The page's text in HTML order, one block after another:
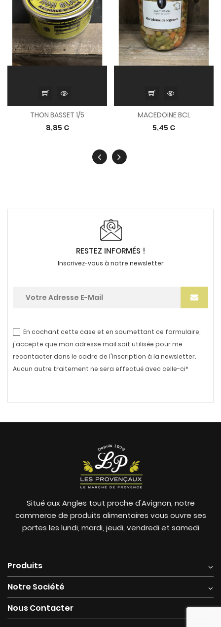
THON BASSET 1/5
8,85 €
MACEDOINE BCL
5,45 €
RESTEZ INFORMÉS !
Inscrivez-vous à notre newsletter
En cochant cette case et en soumettant ce formulaire,
j'accepte que mon adresse mail soit utilisée pour me
recontacter dans le cadre de l'inscription à la newsletter.
Aucun autre traitement ne sera effectué avec celle-ci*
Situé aux Angles tout proche d'Avignon, notre
commerce de produits alimentaires vous ouvre ses
portes les lundi, mardi, jeudi, vendredi et samedi
Produits
Notre Société
Nous Contacter